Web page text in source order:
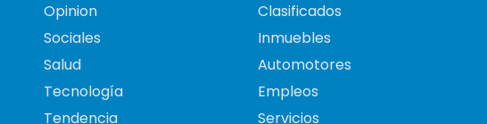
Opinion
Sociales
Salud
Tecnología
Tendencia
Clasificados
Inmuebles
Automotores
Empleos
Servicios